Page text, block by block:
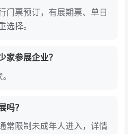
、Tajima、SK Hand Too
达、恒友、捷科、鹰牌、
United Jumbo、Viet-Scre
Tools、Minglei Tools、Min
门票预订，有展期票、单日
选择。
家参展企业？
吗？
常限制未成年人进入，详情